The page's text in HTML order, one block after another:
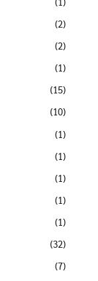
(2)
(2)
(1)
(15)
(10)
(1)
(1)
(1)
(1)
(1)
(32)
(7)